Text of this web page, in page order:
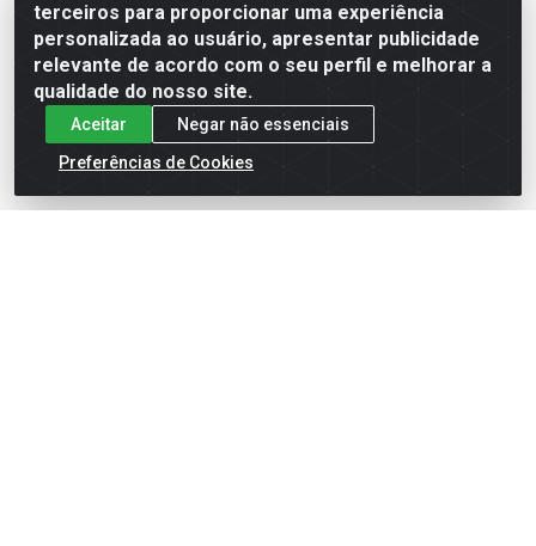
terceiros para proporcionar uma experiência
personalizada ao usuário, apresentar publicidade
relevante de acordo com o seu perfil e melhorar a
qualidade do nosso site.
Aceitar
Negar não essenciais
Preferências de Cookies
Formas de Pagamento